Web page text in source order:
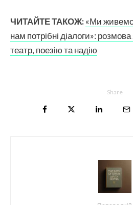
ЧИТАЙТЕ ТАКОЖ:«Ми
нам потрібні діалоги»: розмова
театр, поезію та надію
Share